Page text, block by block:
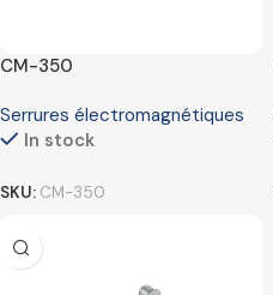
CM-350
Serrures électromagnétiques
In stock
SKU: CM-350